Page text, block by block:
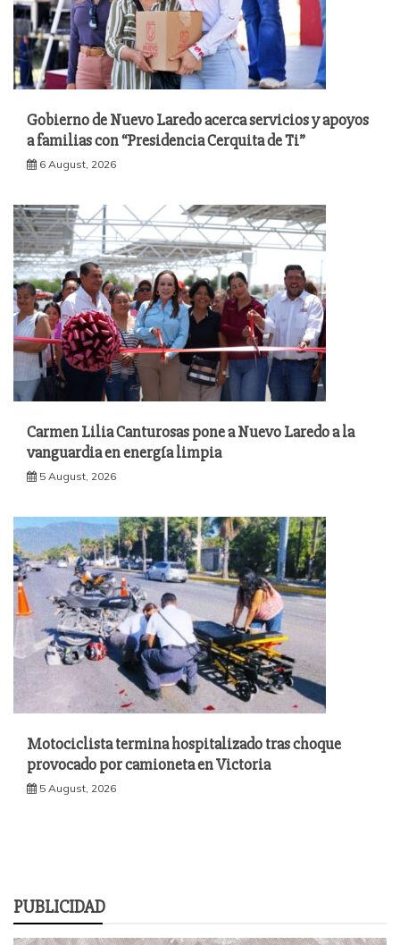
Gobierno de Nuevo Laredo acerca servicios y apoyos
a familias con “Presidencia Cerquita de Ti”
6 August, 2026
Carmen Lilia Canturosas pone a Nuevo Laredo a la
vanguardia en energía limpia
5 August, 2026
Motociclista termina hospitalizado tras choque
provocado por camioneta en Victoria
5 August, 2026
PUBLICIDAD